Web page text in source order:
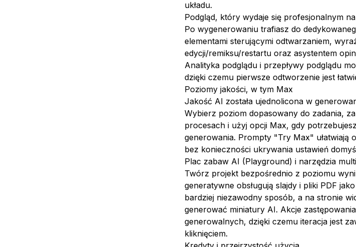
układu.
Podgląd, który wydaje się profesjonalnym
Po wygenerowaniu trafiasz do
elementami sterującymi odtwarzaniem,
edycji/remiksu/restartu oraz asystentem
Analityka podglądu i przepływy podglądu
dzięki czemu pierwsze odtworzenie jest
Poziomy jakości, w tym Max
Jakość AI została ujednolicona w
Wybierz poziom dopasowany do zadania,
procesach i użyj opcji Max, gdy
generowania. Prompty "Try Max" ułatwiają
bez konieczności ukrywania ustawień
Plac zabaw AI (Playground) i narzędzia
Twórz projekt bezpośrednio z poziomu
generatywne obsługują slajdy i pliki PDF
bardziej niezawodny sposób, a na stronie
generować miniatury AI. Akcje
generowalnych, dzięki czemu iteracja jest
kliknięciem.